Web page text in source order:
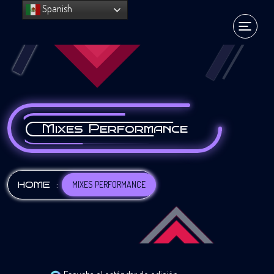
Mixes Performance
HOME : MIXES PERFORMANCE
Spanish